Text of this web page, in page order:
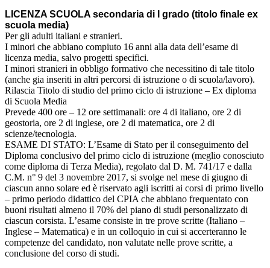
LICENZA SCUOLA secondaria di I grado (titolo finale ex
scuola media)
Per gli adulti italiani e stranieri.
I minori che abbiano compiuto 16 anni alla data dell’esame di
licenza media, salvo progetti specifici.
I minori stranieri in obbligo formativo che necessitino di tale titolo
(anche gia inseriti in altri percorsi di istruzione o di scuola/lavoro).
Rilascia Titolo di studio del primo ciclo di istruzione – Ex diploma
di Scuola Media
Prevede 400 ore – 12 ore settimanali: ore 4 di italiano, ore 2 di
geostoria, ore 2 di inglese, ore 2 di matematica, ore 2 di
scienze/tecnologia.
ESAME DI STATO: L’Esame di Stato per il conseguimento del
Diploma conclusivo del primo ciclo di istruzione (meglio conosciuto
come diploma di Terza Media), regolato dal D. M. 741/17 e dalla
C.M. n° 9 del 3 novembre 2017, si svolge nel mese di giugno di
ciascun anno solare ed è riservato agli iscritti ai corsi di primo livello
– primo periodo didattico del CPIA che abbiano frequentato con
buoni risultati almeno il 70% del piano di studi personalizzato di
ciascun corsista. L’esame consiste in tre prove scritte (Italiano –
Inglese – Matematica) e in un colloquio in cui si accerteranno le
competenze del candidato, non valutate nelle prove scritte, a
conclusione del corso di studi.